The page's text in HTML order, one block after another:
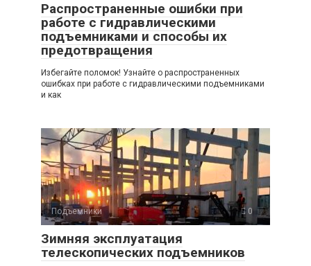
Распространенные ошибки при
работе с гидравлическими
подъемниками и способы их
предотвращения
Избегайте поломок! Узнайте о распространенных
ошибках при работе с гидравлическими подъемниками
и как
Подъемники 0
Зимняя эксплуатация
телескопических подъемников